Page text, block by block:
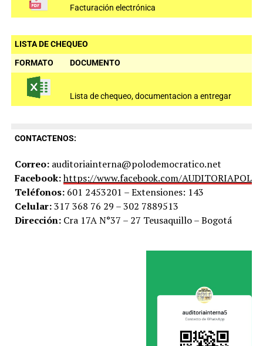
Facturación electrónica
LISTA DE CHEQUEO
FORMATO
DOCUMENTO
Lista de chequeo, documentacion a entregar
CONTACTENOS:
Correo: auditoriainterna@polodemocratico.net
Facebook:https://www.facebook.com/AUDITORIAPOLO
Teléfonos: 601 2453201 – Extensiones: 143
Celular:317 368 76 29 – 302 7889513
Dirección: Cra 17A N°37 – 27 Teusaquillo – Bogotá